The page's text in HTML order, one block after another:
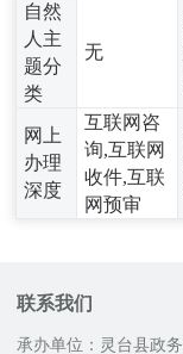
自然
人主
题分
类
无
网上
办理
深度
互联网咨
询,互联网
收件,互联
网预审
联系我们
承办单位：灵台县政